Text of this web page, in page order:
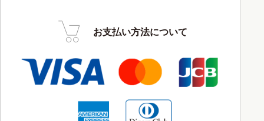
お支払い方法について